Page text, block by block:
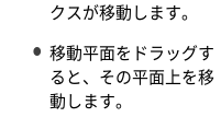
クスが移動します。
移動平面をドラッグす
ると、その平面上を移
動します。